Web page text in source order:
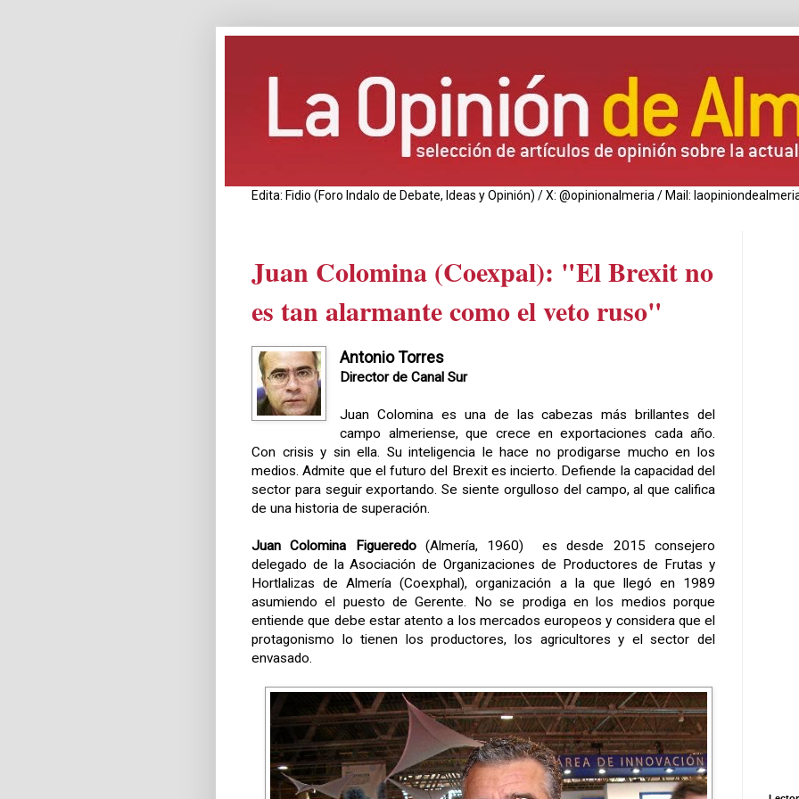
Edita: Fidio (Foro Indalo de Debate, Ideas y Opinión) / X: @opinionalmeria / Mail:
Juan Colomina (Coexpal): "El Brexit no
es tan alarmante como el veto ruso"
Antonio Torres
Director de Canal Sur
Juan Colomina es una de las cabezas más brillantes del
campo almeriense, que crece en exportaciones cada año.
Con crisis y sin ella. Su inteligencia le hace no prodigarse mucho en los
medios. Admite que el futuro del Brexit es incierto. Defiende la capacidad del
sector para seguir exportando. Se siente orgulloso del campo, al que califica
de una historia de superación.
Juan Colomina Figueredo(Almería, 1960) es desde 2015 consejero
delegado de la Asociación de Organizaciones de Productores de Frutas y
Hortlalizas de Almería (Coexphal), organización a la que llegó en 1989
asumiendo el puesto de Gerente. No se prodiga en los medios porque
entiende que debe estar atento a los mercados europeos y considera que el
protagonismo lo tienen los productores, los agricultores y el sector del
envasado.